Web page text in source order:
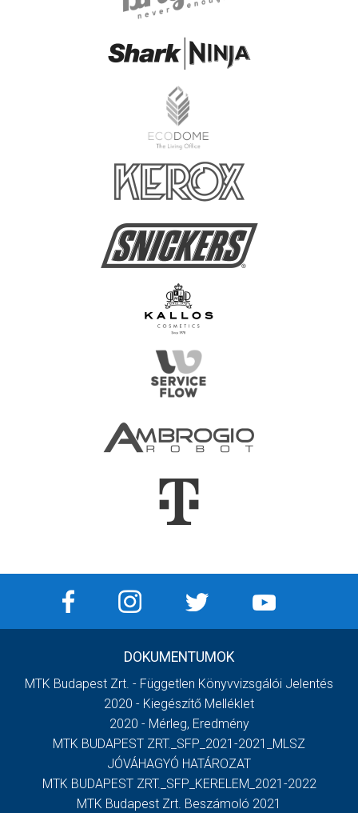
DOKUMENTUMOK
MTK Budapest Zrt. - Független Könyvvizsgálói Jelentés
2020 - Kiegészítő Melléklet
2020 - Mérleg, Eredmény
MTK BUDAPEST ZRT._SFP_2021-2021_MLSZ
JÓVÁHAGYÓ HATÁROZAT
MTK BUDAPEST ZRT._SFP_KERELEM_2021-2022
MTK Budapest Zrt. Beszámoló 2021